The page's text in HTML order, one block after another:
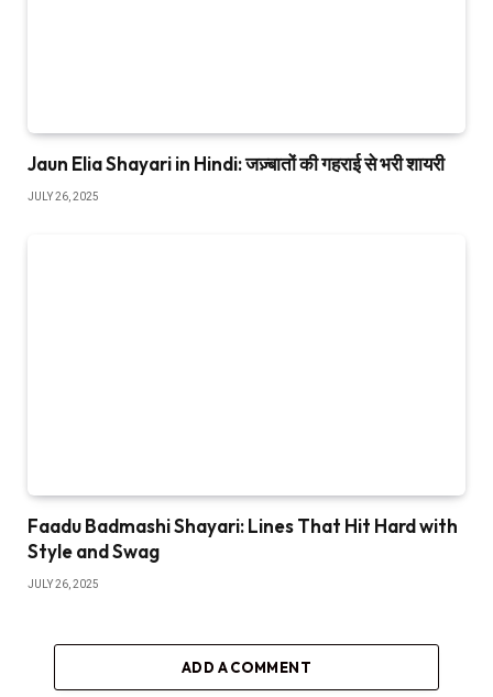
Jaun Elia Shayari in Hindi: जज़्बातों की गहराई से भरी शायरी
JULY 26, 2025
Faadu Badmashi Shayari: Lines That Hit Hard with
Style and Swag
JULY 26, 2025
ADD A COMMENT